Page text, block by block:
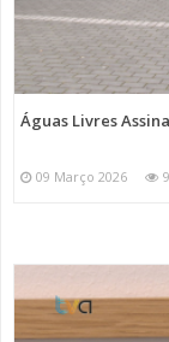
Águas Livres
09 Março 2026